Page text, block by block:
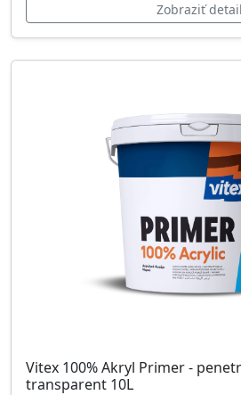
Zobraziť detail
Vitex 100% Akryl Primer -
transparent 10L